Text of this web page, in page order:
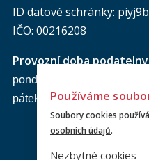
ID datové schránky:
IČO: 00216208
Provozní dobapodatelny
pondělí až čtvrtek: od 9.00
pátek: od 9.00 do 15.00
Používáme
Soubory cookies
osobních údajů.
Nezbytné cookies